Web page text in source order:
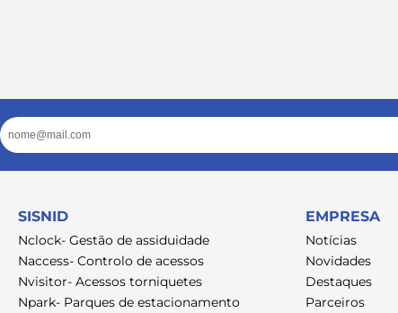
Email
SISNID
Nclock- Gestão de assiduidade
Naccess- Controlo de acessos
Nvisitor- Acessos torniquetes
Npark- Parques de estacionamento
EMPRESA
Notícias
Novidades
Destaques
Parceiros